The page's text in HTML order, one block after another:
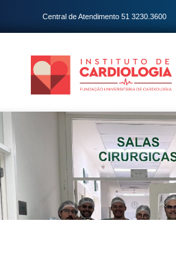
Central de Atendimento 51 3230.3600